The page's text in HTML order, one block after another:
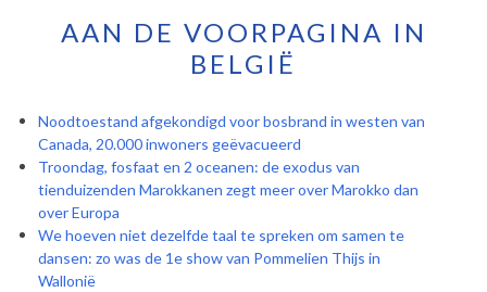
AAN DE VOORPAGINA IN
BELGIË
Noodtoestand afgekondigd voor bosbrand in westen van
Canada, 20.000 inwoners geëvacueerd
Troondag, fosfaat en 2 oceanen: de exodus van
tienduizenden Marokkanen zegt meer over Marokko dan
over Europa
We hoeven niet dezelfde taal te spreken om samen te
dansen: zo was de 1e show van Pommelien Thijs in
Wallonië